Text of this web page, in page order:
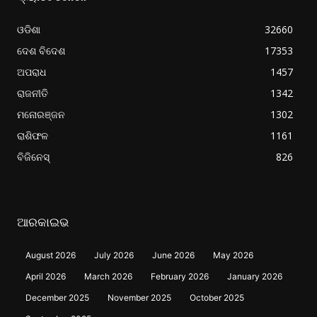
ଓଡିଶା
32660
ଦେଶ ବିଦେଶ
17353
ଅପରାଧ
1457
ରାଜନୀତି
1342
ମନୋରଞ୍ଜନ
1302
ରାଶିଫଳ
1161
ବିଜିନେସ୍
826
ଆରକାଇଭ
August 2026 July 2026 June 2026
May 2026
April 2026
March 2026 February 2026
January 2026
December 2025
November 2025
October 2025